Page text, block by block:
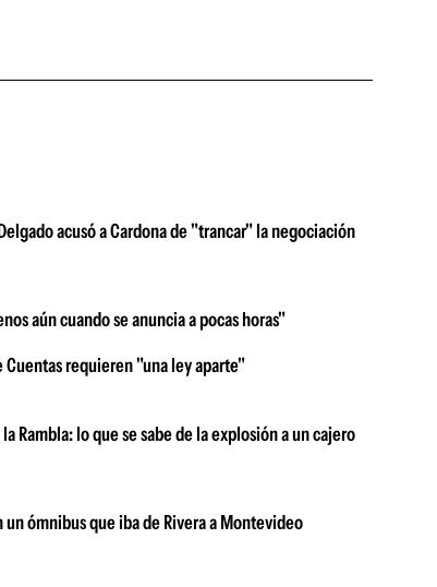
acusó a Cardona de "trancar" la negociación
aún cuando se anuncia a pocas horas"
requieren "una ley aparte"
Rambla: lo que se sabe de la explosión a un cajero
ómnibus que iba de Rivera a Montevideo